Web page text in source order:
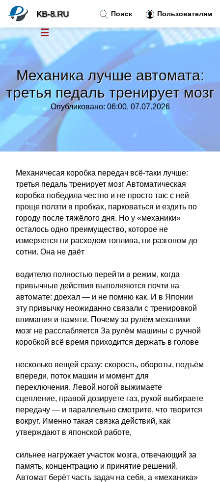
Механика лучше автомата:
третья педаль тренирует мозг
Опубликовано: 06:00, 07.07.2026
Механичесая коробка передач всё-таки лучше:
третья педаль тренирует мозг Автоматическая
коробка победила честно и не просто так: с ней
проще ползти в пробках, парковаться и ездить по
городу после тяжёлого дня. Но у «механики»
осталось одно преимущество, которое не
измеряется ни расходом топлива, ни разгоном до
сотни. Она не даёт
водителю полностью перейти в режим, когда
привычные действия выполняются почти на
автомате: доехал — и не помню как. И в Японии
эту привычку неожиданно связали с тренировкой
внимания и памяти. Почему за рулём механики
мозг не расслабляется За рулём машины с ручной
коробкой всё время приходится держать в голове
несколько вещей сразу: скорость, обороты, подъём
впереди, поток машин и момент для
переключения. Левой ногой выжимаете
сцепление, правой дозируете газ, рукой выбираете
передачу — и параллельно смотрите, что творится
вокруг. Именно такая связка действий, как
утверждают в японской работе,
сильнее нагружает участок мозга, отвечающий за
память, концентрацию и принятие решений.
Автомат берёт часть задач на себя, а «механика»
Поиск Пользователям
KB-8.RU
☰
Новости
Тренды новостей»
Рубрики»
Контакт»